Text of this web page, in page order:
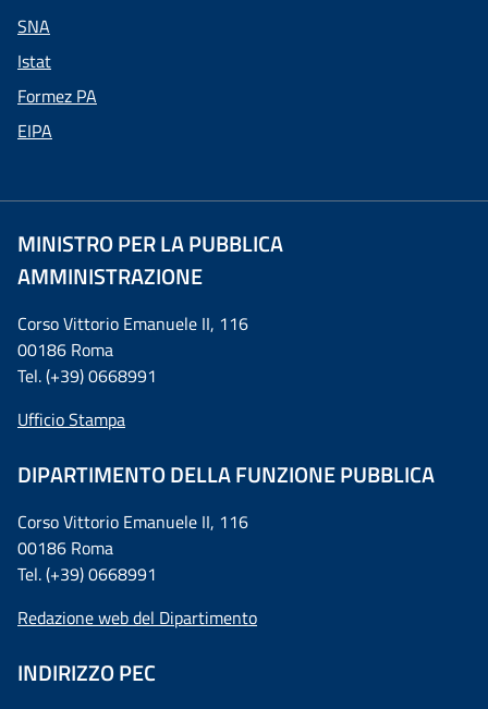
SNA
Istat
Formez PA
EIPA
MINISTRO PER LA PUBBLICA
AMMINISTRAZIONE
Corso Vittorio Emanuele II, 116
00186 Roma
Tel. (+39) 0668991
Ufficio Stampa
DIPARTIMENTO DELLA FUNZIONE PUBBLICA
Corso Vittorio Emanuele II, 116
00186 Roma
Tel. (+39) 0668991
Redazione web del Dipartimento
INDIRIZZO PEC